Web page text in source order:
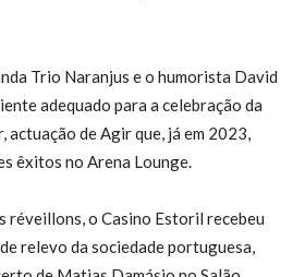
Trio Naranjus eo humorista David
adequado para a celebração da
actuação de Agirque, já em 2023,
êxitos no Arena Lounge.
réveillons, o Casino Estoril recebeu
relevo da sociedade portuguesa,